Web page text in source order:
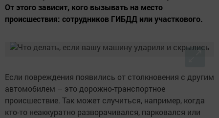
От этого зависит, кого вызывать на место
происшествия: сотрудников ГИБДД или участкового.
Если повреждения появились от столкновения с другим
автомобилем – это дорожно-транспортное
происшествие. Так может случиться, например, когда
кто-то неаккуратно разворачивался, парковался или